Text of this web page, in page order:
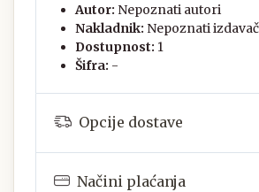
Autor: Nepoznati autori
Nakladnik: Nepoznati izdavač
Dostupnost: 1
Šifra: -
Opcije dostave
Načini plaćanja